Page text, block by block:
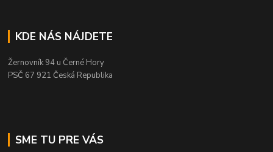
KDE NÁS NÁJDETE
Žernovník 94 u Černé Hory
PSČ 67 921 Česká Republika
SME TU PRE VÁS